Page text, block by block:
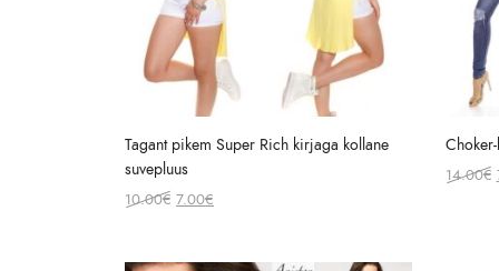
Tagant pikem Super Rich kirjaga kollane
suvepluus
10.00€ Original
7.00€
14.00€